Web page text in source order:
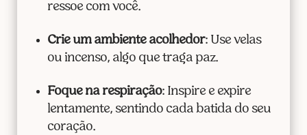
ressoe com você.
Crie um ambiente acolhedor: Use velas
ou incenso, algo que traga paz.
Foque na respiração: Inspire e expire
lentamente, sentindo cada batida do seu
coração.